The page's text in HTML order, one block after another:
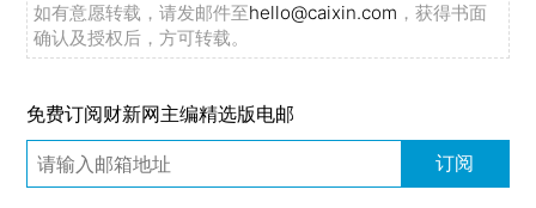
如有意愿转载，请发邮件至hello@caixin.com ，获得书面
确认及授权后，方可转载。
免费订阅财新网主编精选版电邮
订阅